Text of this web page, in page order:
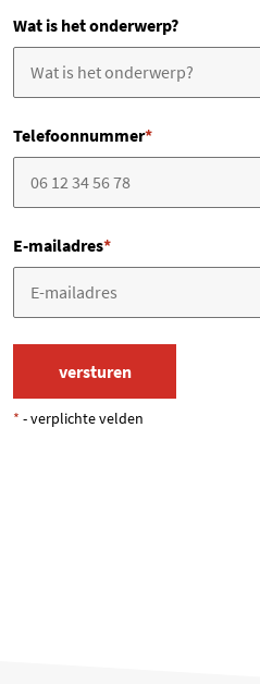
Wat is het onderwerp?
Telefoonnummer*
E-mailadres*
* - verplichte velden